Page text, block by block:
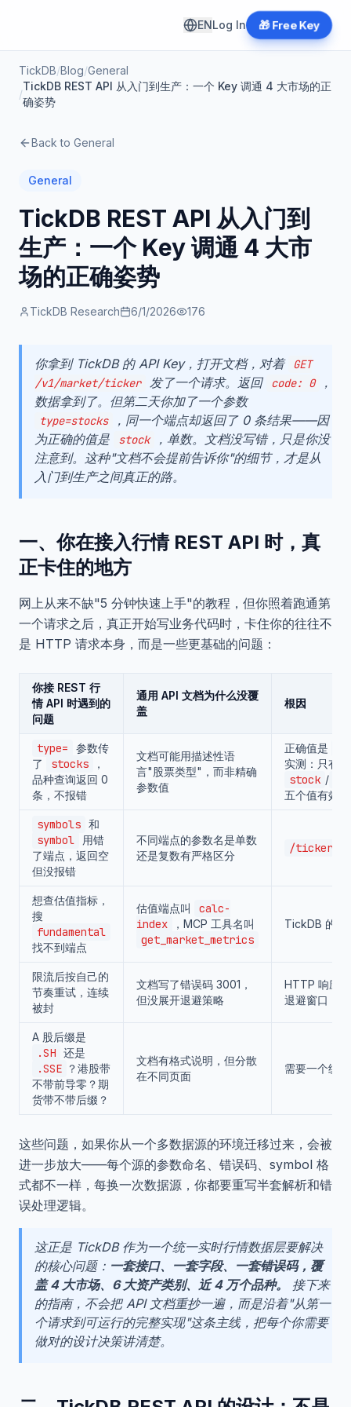
ENLog In 🎁 Free Key
TickDB/Blog/General
/
TickDB REST API 从入门到生产：一个 Key 调通 4 大市场的正
确姿势
Back to General
General
TickDB REST API 从入门到
生产：一个 Key 调通 4 大市
场的正确姿势
TickDB Research 6/1/2026 176
你拿到 TickDB 的 API Key，打开文档，对着 GET
/v1/market/ticker
发了一个请求。返回 code: 0
，
数据拿到了。但第二天你加了一个参数
type=stocks
，同一个端点却返回了 0 条结果——因
为正确的值是
stock
，单数。文档没写错，只是你没
注意到。这种"文档不会提前告诉你"的细节，才是从
入门到生产之间真正的路。
一、你在接入行情 REST API 时，真
正卡住的地方
网上从来不缺"5 分钟快速上手"的教程，但你照着跑通第
一个请求之后，真正开始写业务代码时，卡住你的往往不
是 HTTP 请求本身，而是一些更基础的问题：
你接 REST 行
情 API 时遇到的
问题
通用 API 文档为什么没覆
盖
根因
type=
参数传
了
stocks
，
品种查询返回 0
条，不报错
文档可能用描述性语
言"股票类型"，而非精确
参数值
正确值是
实测：只有
stock /
五个值有效
symbols 和
symbol
用错
了端点，返回空
但没报错
不同端点的参数名是单数
还是复数有严格区分
/ticker
想查估值指标，
搜
fundamental
找不到端点
估值端点叫
calc-
index
，MCP 工具名叫
get_market_metrics
TickDB 的端
限流后按自己的
节奏重试，连续
被封
文档写了错误码 3001，
但没展开退避策略
HTTP 响应
退避窗口
A 股后缀是
.SH 还是
.SSE ？港股带
不带前导零？期
货带不带后缀？
文档有格式说明，但分散
在不同页面
需要一个统
这些问题，如果你从一个多数据源的环境迁移过来，会被
进一步放大——每个源的参数命名、错误码、symbol 格
式都不一样，每换一次数据源，你都要重写半套解析和错
误处理逻辑。
这正是 TickDB 作为一个统一实时行情数据层要解决
的核心问题： 一套接口、一套字段、一套错误码，覆
盖 4 大市场、6 大资产类别、近 4 万个品种。
接下来
的指南，不会把 API 文档重抄一遍，而是沿着"从第一
个请求到可运行的完整实现"这条主线，把每个你需要
做对的设计决策讲清楚。